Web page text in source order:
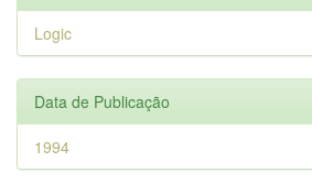
Logic
Data de Publicação
1994